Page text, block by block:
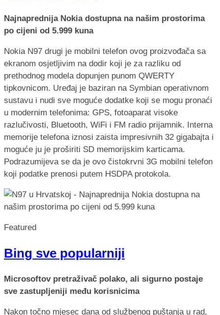
Najnaprednija Nokia dostupna na našim prostorima
po cijeni od 5.999 kuna
Nokia N97 drugi je mobilni telefon ovog proizvođača sa
ekranom osjetljivim na dodir koji je za razliku od
prethodnog modela dopunjen punom QWERTY
tipkovnicom. Uređaj je baziran na Symbian operativnom
sustavu i nudi sve moguće dodatke koji se mogu pronaći
u modernim telefonima: GPS, fotoaparat visoke
razlučivosti, Bluetooth, WiFi i FM radio prijamnik. Interna
memorije telefona iznosi zaista impresivnih 32 gigabajta i
moguće ju je proširiti SD memorijskim karticama.
Podrazumijeva se da je ovo čistokrvni 3G mobilni telefon
koji podatke prenosi putem HSDPA protokola.
Featured
Bing sve popularniji
Microsoftov pretraživač polako, ali sigurno postaje
sve zastupljeniji među korisnicima
Nakon točno mjesec dana od službenog puštanja u rad,